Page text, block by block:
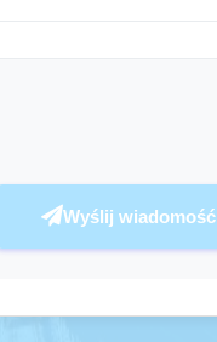
Wyślij wiadomość